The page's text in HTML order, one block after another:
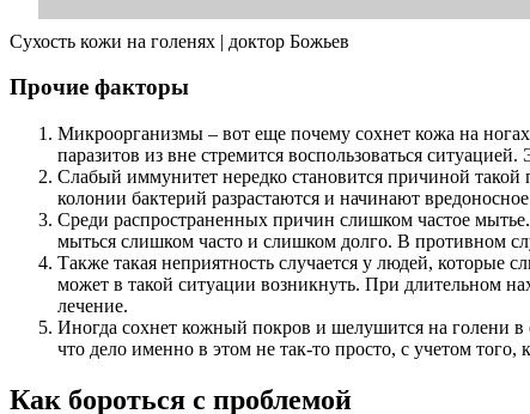
Сухость кожи на голенях | доктор Божьев
Прочие факторы
Микроорганизмы – вот еще почему сохнет кожа на
паразитов из вне стремится воспользоваться
Слабый иммунитет нередко становится причиной
колонии бактерий разрастаются и начинают
Среди распространенных причин слишком частое
мыться слишком часто и слишком долго. В противном
Также такая неприятность случается у людей, которые
может в такой ситуации возникнуть. При длительном
лечение.
Иногда сохнет кожный покров и шелушится на голени в
что дело именно в этом не так-то просто, с учетом
Как бороться с проблемой